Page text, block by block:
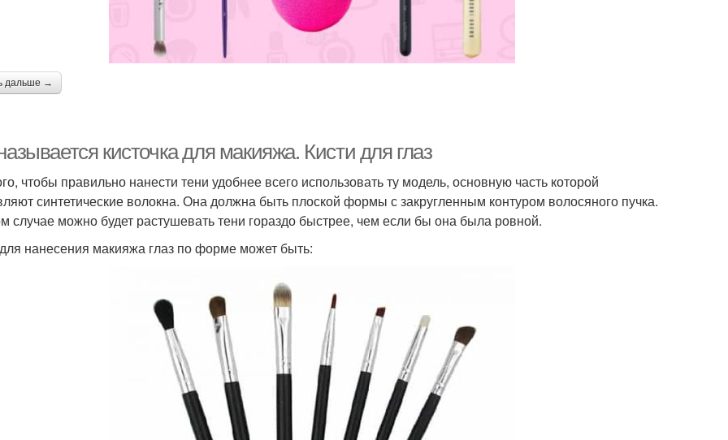
дальше →
кисточка для макияжа. Кисти для глаз
чтобы правильно нанести тени удобнее всего использовать ту модель, основную часть которой
синтетические волокна. Она должна быть плоской формы с закругленным контуром волосяного пучка.
случае можно будет растушевать тени гораздо быстрее, чем если бы она была ровной.
нанесения макияжа глаз по форме может быть: